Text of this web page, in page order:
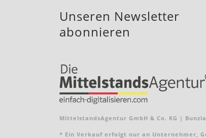
Unseren Newsletter
abonnieren
MittelstandsAgentur GmbH & Co. KG |
* Ein Verkauf erfolgt nur an Unternehmer,